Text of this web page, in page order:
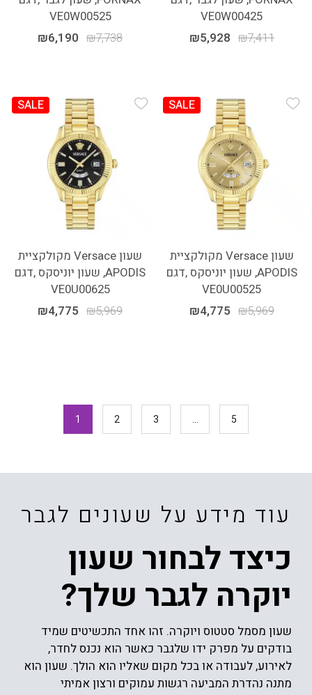
VE0W00425
₪7,411
₪5,928
VE0W00525
₪7,738
₪6,190
Add Wishlist
SALE
שעון Versace מקולקציית
APODIS, שעון יוניסקס ,דגם
VE0U00525
₪5,969
₪4,775
Add Wishlist
SALE
שעון Versace מקולקציית
APODIS, שעון יוניסקס ,דגם
VE0U00625
₪5,969
₪4,775
1 2 3 … 5
עוד מידע על שעונים לגבר
כיצד לבחור שעון
יוקרה לגבר שלך?
שעון מסמל סטטוס ויוקרה. זהו אחד התכשיטים שמיד
בודקים על מפרק ידו שלגבר כאשר הוא נכנס לחדר,
לאירוע, לעבודה או בכל מקום שאליו הוא הולך. שעון הוא
מתנה נהדרת המביעה רגשות עמוקים ורצון אמיתי